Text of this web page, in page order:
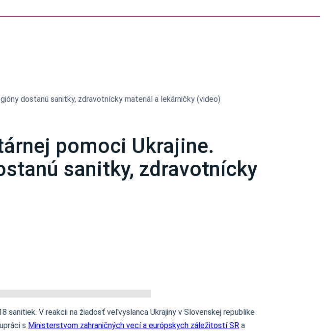
dostanú sanitky, zdravotnícky materiál a lekárničky (video)
pomoci Ukrajine.
sanitky, zdravotnícky
sanitiek. V reakcii na žiadosť veľvyslanca Ukrajiny v Slovenskej republike
s Ministerstvom zahraničných vecí a európskych záležitostí SR a